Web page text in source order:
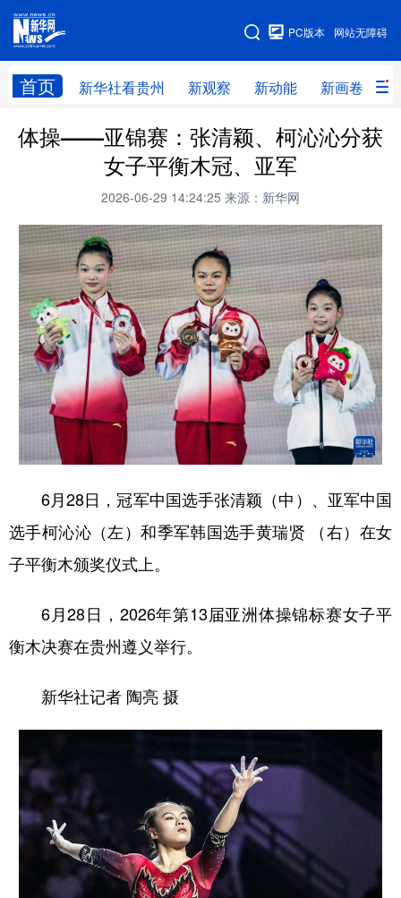
网站无障碍
PC版本
首页 新华社看贵州 新观察 新动能 新画卷
网站地图
新华社看贵州 新观察 新动能 新画卷
贵州领导 人事
直播
畅游贵州 数字贵州 律动贵州 健康贵州
光影贵州 部门之窗 县区直达 企业速递
融媒联播 贵阳 遵义 安顺
六盘水 毕节 铜仁 黔东南
黔南 黔西南
地方频道
北京 天津 河北 山西
辽宁 吉林 上海 江苏
山东 河南 湖北 湖南
广东 广西
四川 贵州
陕西 甘肃 青海 宁夏
新疆 内蒙古 黑龙江
多语种频道
English Español Français عربى
体操——亚锦赛：张清颖、柯沁沁分获
女子平衡木冠、亚军
2026-06-29 14:24:25 来源：新华网
6月28日，冠军中国选手张清颖（中）、亚军中国
选手柯沁沁（左）和季军韩国选手黄瑞贤 （右）在女
子平衡木颁奖仪式上。
6月28日，2026年第13届亚洲体操锦标赛女子平
衡木决赛在贵州遵义举行。
新华社记者 陶亮 摄